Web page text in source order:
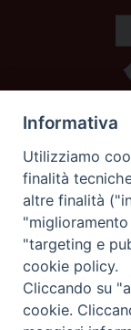
Caritas
Piazza Strambi
62100 Macerata
telefono
mail:
Informativa
Utilizziamo
finalità
altre finalità
"targeting e
cookie policy.
Cliccando su
cookie.